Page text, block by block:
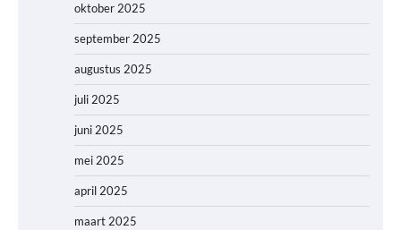
oktober 2025
september 2025
augustus 2025
juli 2025
juni 2025
mei 2025
april 2025
maart 2025